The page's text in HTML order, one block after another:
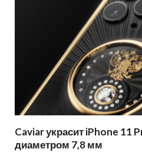
Caviar украсит iPhone 11
диаметром 7,8 мм